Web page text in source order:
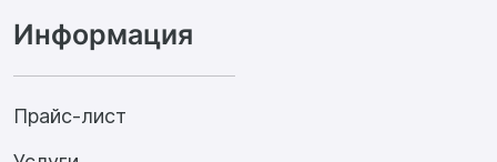
Информация
Прайс-лист